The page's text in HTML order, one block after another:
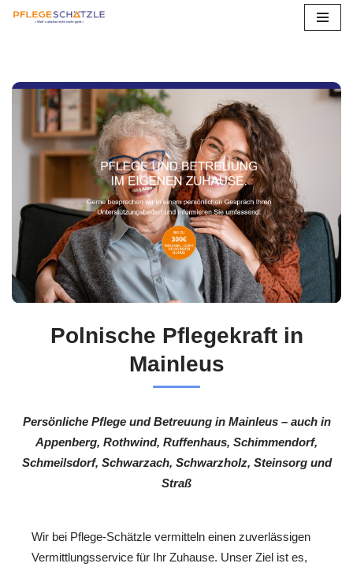
springen
Polnische Pflegekraft in
Mainleus
Persönliche Pflege und Betreuung in Mainleus – auch in
Appenberg, Rothwind, Ruffenhaus, Schimmendorf,
Schmeilsdorf, Schwarzach, Schwarzholz, Steinsorg und
Straß
Wir bei Pflege-Schätzle vermitteln einen zuverlässigen
Vermittlungsservice für Ihr Zuhause. Unser Ziel ist es,